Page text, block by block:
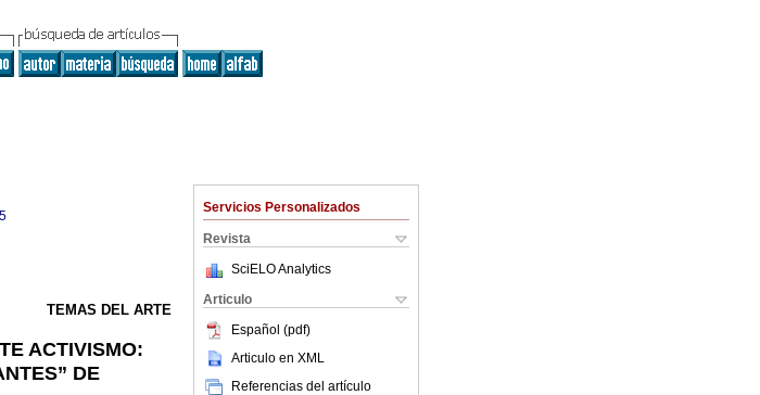
Servicios Personalizados
Revista
SciELO Analytics
Articulo
Español (pdf)
Articulo en XML
Referencias del artículo
TEMAS DEL ARTE
ACTIVISMO:
DE